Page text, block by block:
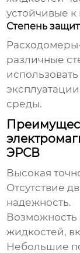
устойчивые
Степень
различные
среды.
ЭРСВ
Высокая
Отсутствие
надежность.
жидкостей,
Небольшие